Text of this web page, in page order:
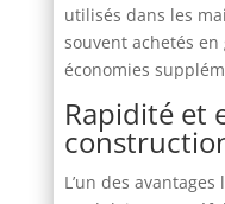
utilisés dans les
souvent achetés
économies
Rapidité et
L’un des